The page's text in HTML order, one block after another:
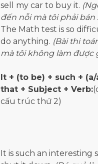
sell my car to buy it.
đến nỗi mà tôi phải bán
The Math test is so
do anything. (Bài thi
mà tôi không làm được
It + (to be) + such +
that + Subject + Verb:
cấu trúc thứ 2)
It is such an interesting